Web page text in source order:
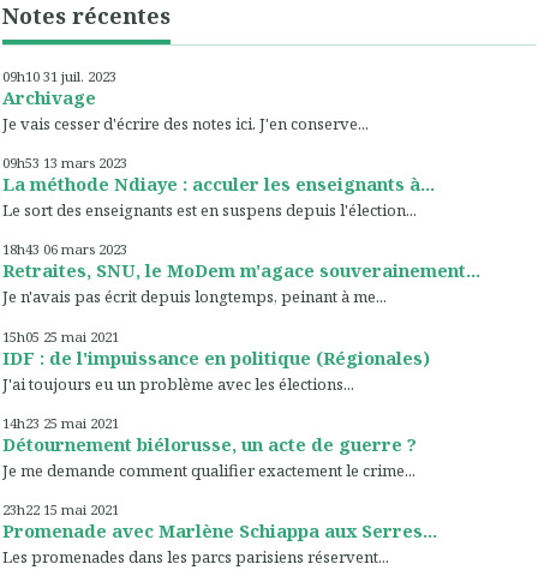
Notes récentes
09h10 31 juil. 2023
Archivage
Je vais cesser d'écrire des notes ici. J'en conserve...
09h53 13 mars 2023
La méthode Ndiaye : acculer les enseignants à...
Le sort des enseignants est en suspens depuis l'élection...
18h43 06 mars 2023
Retraites, SNU, le MoDem m'agace souverainement...
Je n'avais pas écrit depuis longtemps, peinant à me...
15h05 25 mai 2021
IDF : de l'impuissance en politique (Régionales)
J'ai toujours eu un problème avec les élections...
14h23 25 mai 2021
Détournement biélorusse, un acte de guerre ?
Je me demande comment qualifier exactement le crime...
23h22 15 mai 2021
Promenade avec Marlène Schiappa aux Serres...
Les promenades dans les parcs parisiens réservent...